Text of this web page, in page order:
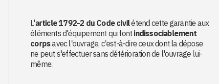
L'article 1792-2 du Code civilétend cette garantie aux
éléments d'équipement qui font indissociablement
corpsavec l'ouvrage, c'est-à-dire ceux dont la dépose
ne peut s'effectuer sans détérioration de l'ouvrage lui-
même.